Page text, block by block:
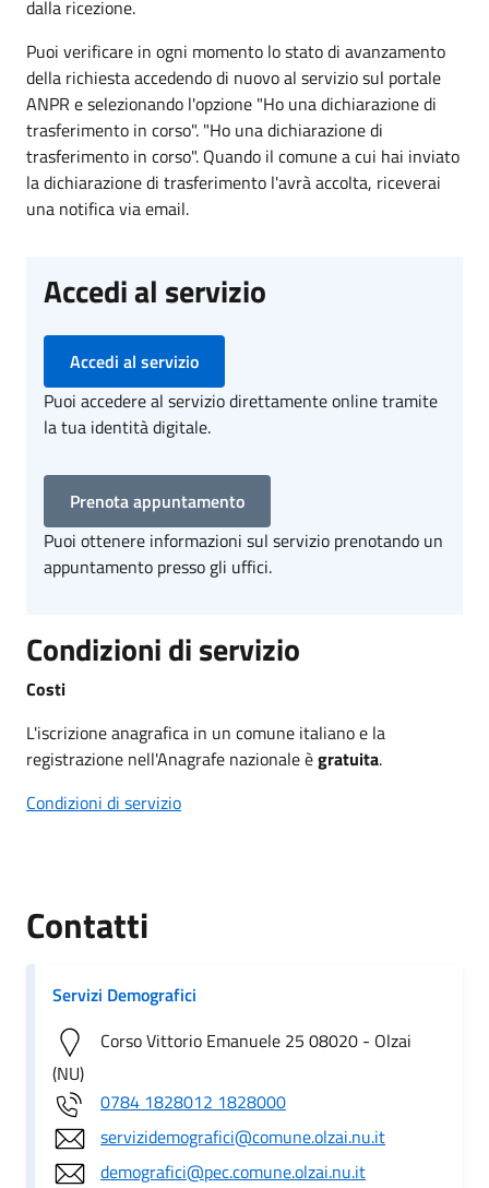
dalla ricezione.
Puoi verificare in ogni momento lo stato di avanzamento
della richiesta accedendo di nuovo al servizio sul portale
ANPR e selezionando l'opzione "Ho una dichiarazione di
trasferimento in corso". "Ho una dichiarazione di
trasferimento in corso". Quando il comune a cui hai inviato
la dichiarazione di trasferimento l'avrà accolta, riceverai
una notifica via email.
Accedi al servizio
Accedi al servizio
Puoi accedere al servizio direttamente online tramite
la tua identità digitale.
Prenota appuntamento
Puoi ottenere informazioni sul servizio prenotando un
appuntamento presso gli uffici.
Condizioni di servizio
Costi
L'iscrizione anagrafica in un comune italiano e la
registrazione nell'Anagrafe nazionale ègratuita.
Condizioni di servizio
Contatti
Servizi Demografici
Corso Vittorio Emanuele 25 08020 - Olzai
(NU)
0784 1828012 1828000
servizidemografici@comune.olzai.nu.it
demografici@pec.comune.olzai.nu.it